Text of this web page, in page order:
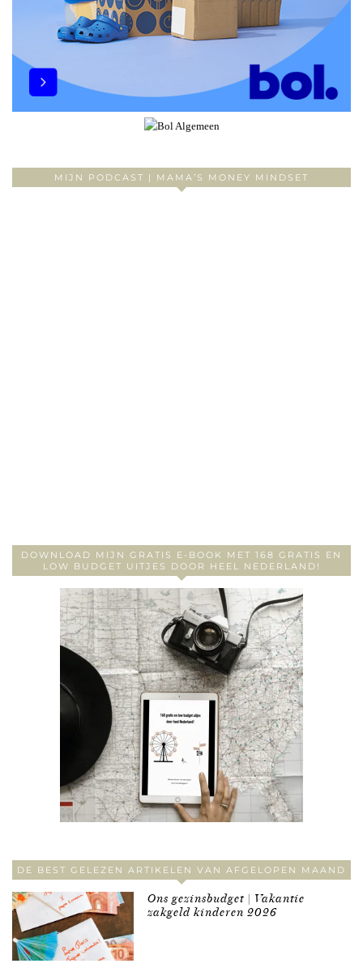
MIJN PODCAST | MAMA’S MONEY MINDSET
DOWNLOAD MIJN GRATIS E-BOOK MET 168 GRATIS EN
LOW BUDGET UITJES DOOR HEEL NEDERLAND!
DE BEST GELEZEN ARTIKELEN VAN AFGELOPEN MAAND
Ons gezinsbudget | Vakantie
zakgeld kinderen 2026